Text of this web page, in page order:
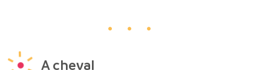
A cheval